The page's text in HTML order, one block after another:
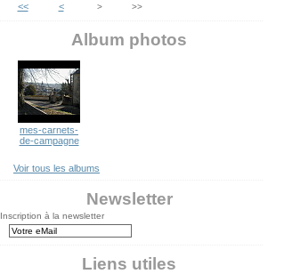
<< < > >>
Album photos
mes-carnets-
de-campagne
Voir tous les albums
Newsletter
Inscription à la newsletter
Liens utiles